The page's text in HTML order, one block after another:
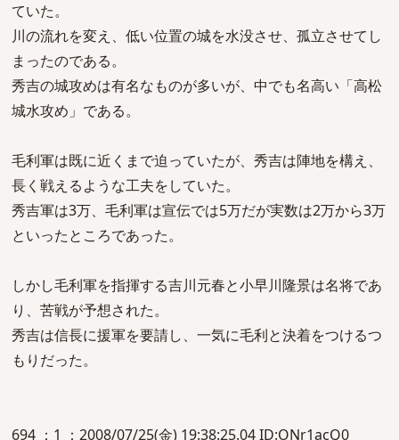
ていた。
川の流れを変え、低い位置の城を水没させ、孤立させてし
まったのである。
秀吉の城攻めは有名なものが多いが、中でも名高い「高松
城水攻め」である。
毛利軍は既に近くまで迫っていたが、秀吉は陣地を構え、
長く戦えるような工夫をしていた。
秀吉軍は3万、毛利軍は宣伝では5万だが実数は2万から3万
といったところであった。
しかし毛利軍を指揮する吉川元春と小早川隆景は名将であ
り、苦戦が予想された。
秀吉は信長に援軍を要請し、一気に毛利と決着をつけるつ
もりだった。
694 ：1 ：2008/07/25(金) 19:38:25.04 ID:ONr1acQ0